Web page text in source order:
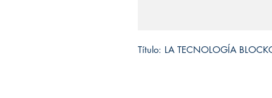
Título: LA TECNOLOGÍA